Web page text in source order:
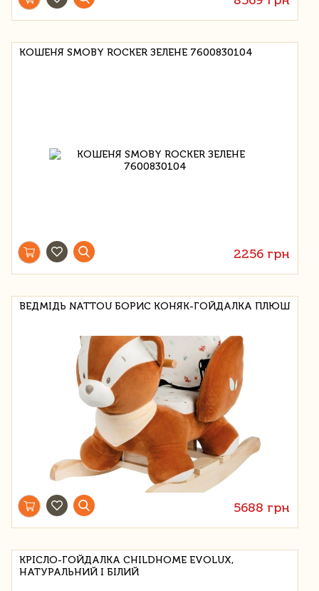
КОШЕНЯ SMOBY ROCKER ЗЕЛЕНЕ 7600830104
2256 грн
ВЕДМІДЬ NATTOU БОРИС КОНЯК-ГОЙДАЛКА ПЛЮШ
5688 грн
КРІСЛО-ГОЙДАЛКА CHILDHOME EVOLUX,
НАТУРАЛЬНИЙ І БІЛИЙ